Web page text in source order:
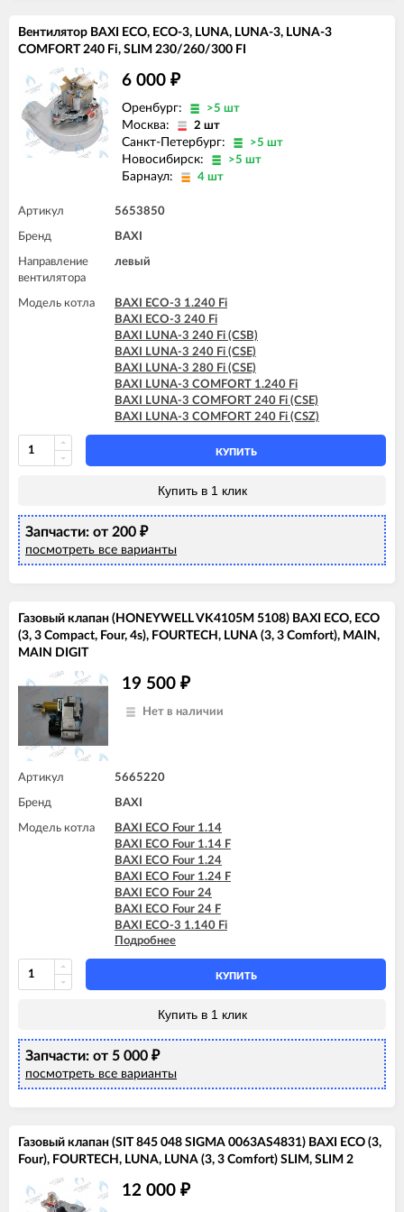
Вентилятор BAXI ECO, ECO-3, LUNA, LUNA-3, LUNA-3
COMFORT 240 Fi, SLIM 230/260/300 FI
6 000 ₽
Оренбург: >5 шт
Москва: 2 шт
Санкт-Петербург: >5 шт
Новосибирск: >5 шт
Барнаул: 4 шт
Артикул 5653850
Бренд BAXI
Направление
вентилятора
левый
Модель котла
BAXI ECO-3 1.240 Fi
BAXI ECO-3 240 Fi
BAXI LUNA-3 240 Fi (CSB)
BAXI LUNA-3 240 Fi (CSE)
BAXI LUNA-3 280 Fi (CSE)
BAXI LUNA-3 COMFORT 1.240 Fi
BAXI LUNA-3 COMFORT 240 Fi (CSE)
BAXI LUNA-3 COMFORT 240 Fi (CSZ)
КУПИТЬ
Купить в 1 клик
Запчасти: от 200 ₽
посмотреть все варианты
Газовый клапан (HONEYWELL VK4105M 5108) BAXI ECO, ECO
(3, 3 Compact, Four, 4s), FOURTECH, LUNA (3, 3 Comfort), MAIN,
MAIN DIGIT
19 500 ₽
Нет в наличии
Артикул 5665220
Бренд BAXI
Модель котла
BAXI ECO Four 1.14
BAXI ECO Four 1.14 F
BAXI ECO Four 1.24
BAXI ECO Four 1.24 F
BAXI ECO Four 24
BAXI ECO Four 24 F
BAXI ECO-3 1.140 Fi
BAXI ECO-3 1.240 Fi
BAXI ECO-3 240 Fi
BAXI ECO-3 280 Fi
BAXI ECO-3 Compact 1.140 I
BAXI ECO-3 Compact 1.240 Fi
BAXI ECO-3 Compact 1.240 I
BAXI ECO-3 Compact 240 Fi
BAXI ECO-3 Compact 240 I
BAXI ECO-4s 18 F
BAXI ECO-4s 24
BAXI ECO-4s 24 F
BAXI FOURTECH 1.14
Подробнее
КУПИТЬ
Купить в 1 клик
Запчасти: от 5 000 ₽
посмотреть все варианты
Газовый клапан (SIT 845 048 SIGMA 0063AS4831) BAXI ECO (3,
Four), FOURTECH, LUNA, LUNA (3, 3 Comfort) SLIM, SLIM 2
12 000 ₽